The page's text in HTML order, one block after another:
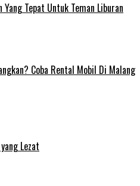
Tepat Untuk Teman Liburan
Coba Rental Mobil Di Malang
Lezat